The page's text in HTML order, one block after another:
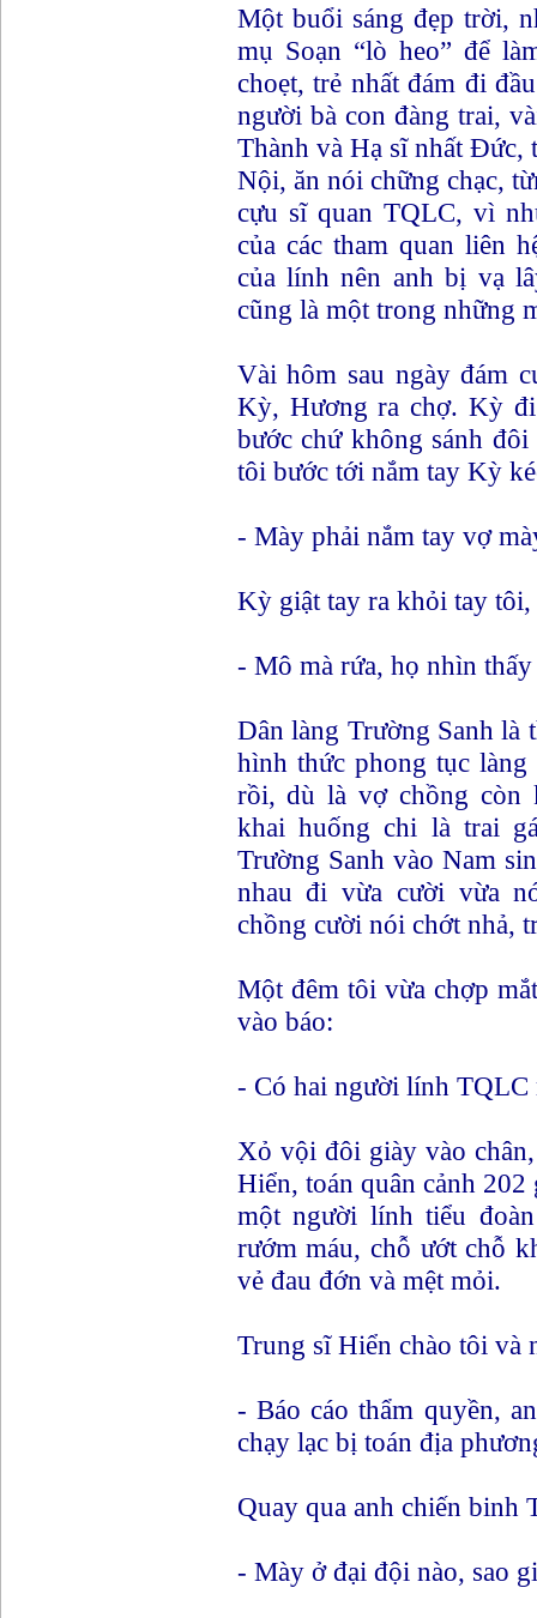
Một buổi sáng đẹp trời,
mụ Soạn “lò heo” để
choẹt, trẻ nhất đám đi
người bà con đàng trai,
Thành và Hạ sĩ nhất
Nội, ăn nói chững chạc,
cựu sĩ quan TQLC, vì
của các tham quan liên
của lính nên anh bị vạ
cũng là một trong những
Vài hôm sau ngày đám
Kỳ, Hương ra chợ. Kỳ
bước chứ không sánh
tôi bước tới nắm tay Kỳ
- Mày phải nắm tay vợ
Kỳ giật tay ra khỏi tay
- Mô mà rứa, họ nhìn
Dân làng Trường Sanh là
hình thức phong tục
rồi, dù là vợ chồng còn
khai huống chi là trai
Trường Sanh vào Nam
nhau đi vừa cười vừa
chồng cười nói chớt nhả,
Một đêm tôi vừa chợp
vào báo:
- Có hai người lính TQLC
Xỏ vội đôi giày vào
Hiển, toán quân cảnh
một người lính tiểu
rướm máu, chỗ ướt chỗ
vẻ đau đớn và mệt mỏi.
Trung sĩ Hiển chào tôi và
- Báo cáo thẩm quyền,
chạy lạc bị toán địa
Quay qua anh chiến binh
- Mày ở đại đội nào, sao